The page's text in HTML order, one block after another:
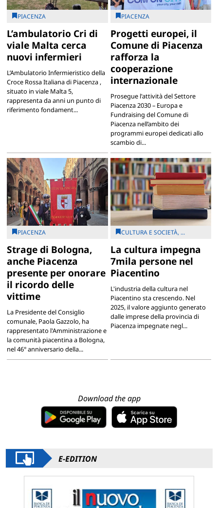
PIACENZA
L’ambulatorio Cri di
viale Malta cerca
nuovi infermieri
L’Ambulatorio Infermieristico della
Croce Rossa Italiana di Piacenza ,
situato in viale Malta 5,
rappresenta da anni un punto di
riferimento fondament...
PIACENZA
Progetti europei, il
Comune di Piacenza
rafforza la
cooperazione
internazionale
Prosegue l'attività del Settore
Piacenza 2030 – Europa e
Fundraising del Comune di
Piacenza nell’ambito dei
programmi europei dedicati allo
scambio di...
PIACENZA
Strage di Bologna,
anche Piacenza
presente per onorare
il ricordo delle
vittime
La Presidente del Consiglio
comunale, Paola Gazzolo, ha
rappresentato l'Amministrazione e
la comunità piacentina a Bologna,
nel 46° anniversario della...
CULTURA E SOCIETÀ, ...
La cultura impegna
7mila persone nel
Piacentino
L'industria della cultura nel
Piacentino sta crescendo. Nel
2025, il valore aggiunto generato
dalle imprese della provincia di
Piacenza impegnate negl...
Download the app
E-EDITION